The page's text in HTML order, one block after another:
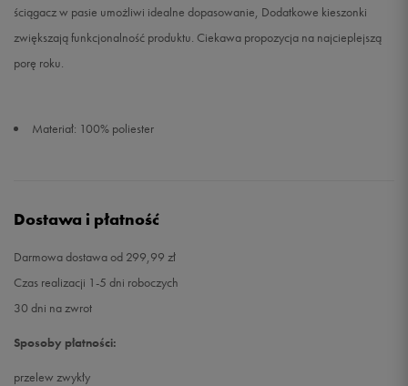
ściągacz w pasie umożliwi idealne dopasowanie, Dodatkowe kieszonki
zwiększają funkcjonalność produktu. Ciekawa propozycja na najcieplejszą
porę roku.
Materiał: 100% poliester
Dostawa i płatność
Darmowa dostawa od 299,99 zł
Czas realizacji 1-5 dni roboczych
30 dni na zwrot
Sposoby płatności:
przelew zwykły